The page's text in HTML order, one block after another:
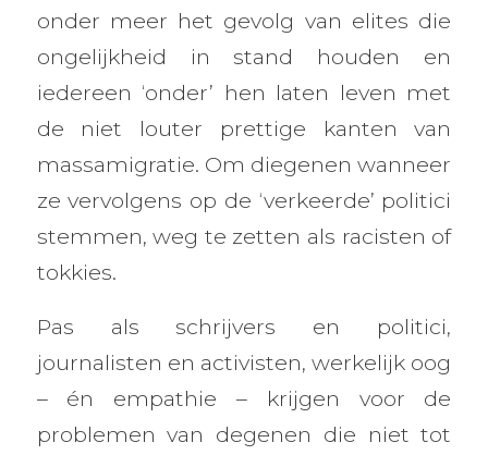
onder meer het gevolg van elites die
ongelijkheid in stand houden en
iedereen ‘onder’ hen laten leven met
de niet louter prettige kanten van
massamigratie. Om diegenen wanneer
ze vervolgens op de ‘verkeerde’ politici
stemmen, weg te zetten als racisten of
tokkies.
Pas als schrijvers en politici,
journalisten en activisten, werkelijk oog
– én empathie – krijgen voor de
problemen van degenen die niet tot